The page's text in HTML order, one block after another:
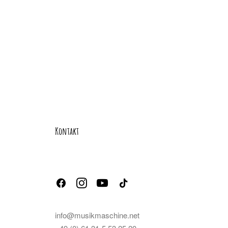
Kontakt
info@musikmaschine.net